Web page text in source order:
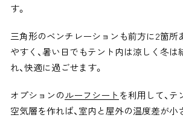
す。
三角形のベンチレーションも前方に2箇所
やすく、暑い日でもテント内は涼しく冬は
れ、快適に過ごせます。
オプションのルーフシート を利用して、
空気層を作れば、室内と屋外の温度差が小